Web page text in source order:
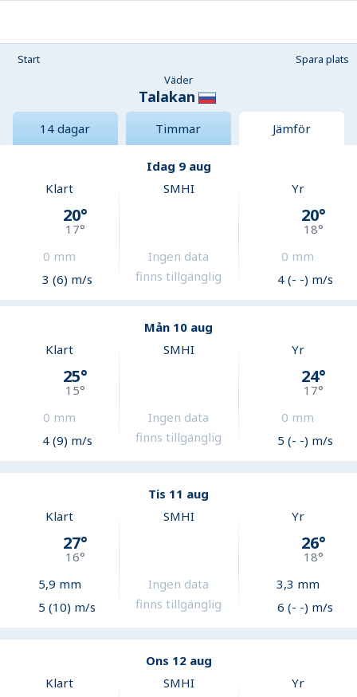
Start
Spara plats
Väder
Talakan
14 dagar Timmar Jämför
Idag 9 aug
Klart
20°
17°
0 mm
3 (6) m/s
SMHI
Ingen data
finns tillgänglig
Yr
20°
18°
0 mm
4 (- -) m/s
Mån 10 aug
Klart
25°
15°
0 mm
4 (9) m/s
SMHI
Ingen data
finns tillgänglig
Yr
24°
17°
0 mm
5 (- -) m/s
Tis 11 aug
Klart
27°
16°
5,9 mm
5 (10) m/s
SMHI
Ingen data
finns tillgänglig
Yr
26°
18°
3,3 mm
6 (- -) m/s
Ons 12 aug
Klart
SMHI Yr